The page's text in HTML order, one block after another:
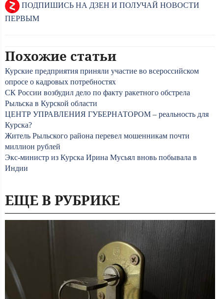
ПОДПИШИСЬ НА ДЗЕН И ПОЛУЧАЙ НОВОСТИ
ПЕРВЫМ
Похожие статьи
Курские предприятия приняли участие во всероссийском
опросе о кадровых потребностях
СК России возбудил дело по факту ракетного обстрела
Рыльска в Курской области
ЦЕНТР УПРАВЛЕНИЯ ГУБЕРНАТОРОМ – реальность для
Курска?
Житель Рыльского района перевел мошенникам почти
миллион рублей
Экс-министр из Курска Ирина Мусьял вновь побывала в
Индии
ЕЩЕ В РУБРИКЕ